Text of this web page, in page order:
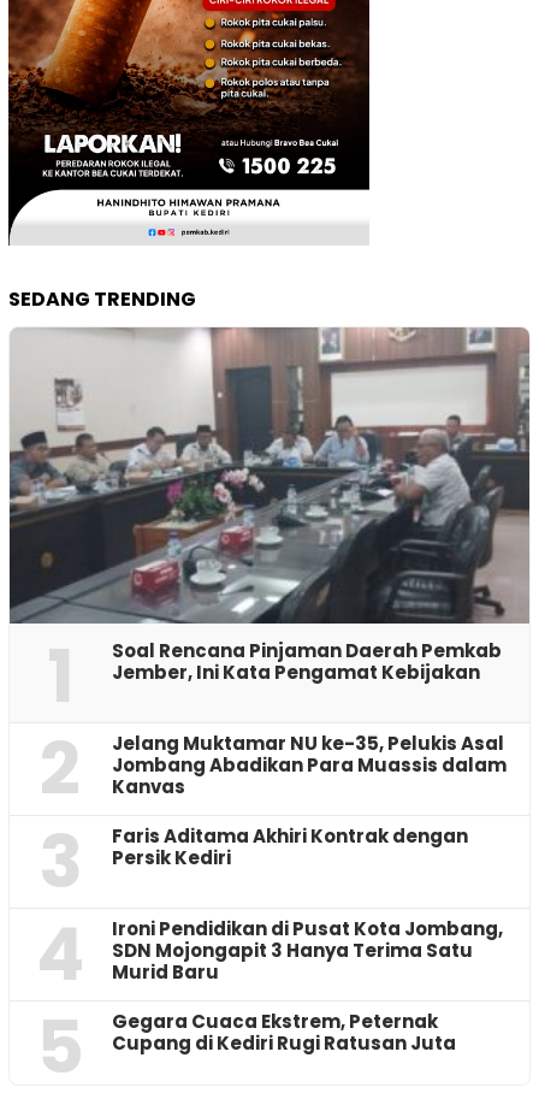
SEDANG TRENDING
1
‎Soal Rencana Pinjaman Daerah Pemkab
Jember, Ini Kata Pengamat Kebijakan ‎
2
Jelang Muktamar NU ke-35, Pelukis Asal
Jombang Abadikan Para Muassis dalam
Kanvas
3
Faris Aditama Akhiri Kontrak dengan
Persik Kediri
4
Ironi Pendidikan di Pusat Kota Jombang,
SDN Mojongapit 3 Hanya Terima Satu
Murid Baru
5
‎Gegara Cuaca Ekstrem, Peternak
Cupang di Kediri Rugi Ratusan Juta